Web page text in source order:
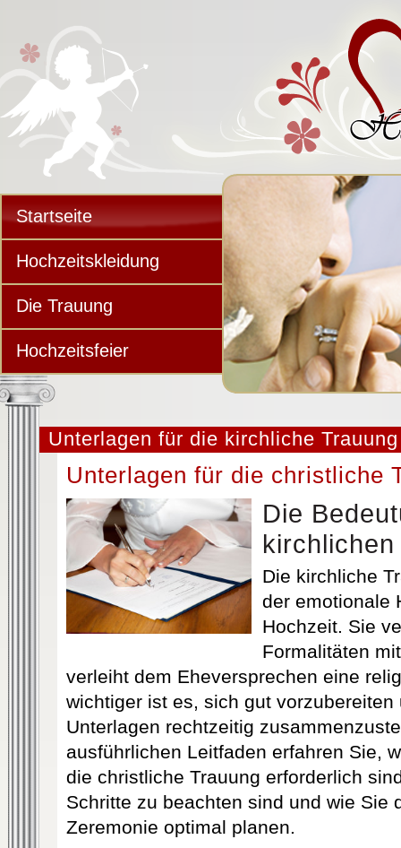
Startseite
Hochzeitskleidung
Die Trauung
Hochzeitsfeier
Unterlagen für die kirchliche Trauung
Unterlagen für die christliche
Die
Die kirchliche
der emotionale
Hochzeit. Sie
Formalitäten
verleiht dem Eheversprechen eine
wichtiger ist es, sich gut
Unterlagen rechtzeitig
ausführlichen Leitfaden erfahren Sie,
die christliche Trauung erforderlich
Schritte zu beachten sind und wie Sie
Zeremonie optimal planen.